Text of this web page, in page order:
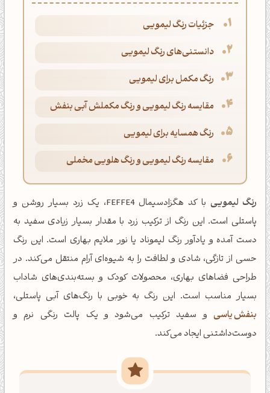
جزئیات رنگ لیمویی
دانستنی‌های رنگ لیمویی
رنگ مکمل برای لیمویی
مقایسه رنگ لیمویی و رنگ مکملش آبی بنفش
رنگ همسایه برای لیمویی
مقایسه رنگ لیمویی و رنگ هلویی مخملی
رنگ لیمویی
با کد هگزادسیمال FEFFE4، یک زرد بسیار روشن و
پاستلی است. این رنگ از ترکیب زرد با مقدار بسیار زیادی سفید به
دست آمده و یادآور رنگ لیموناد یا نور ملایم بهاری است. این رنگ
حسی از تازگی، شادی و لطافت را به شیوه‌ای آرام منتقل می‌کند. در
طراحی فضاهای بهاری، محصولات کودک و بسته‌بندی‌های شاداب
بسیار مناسب است. این رنگ به خوبی با رنگ‌های آبی پاستلی،
بنفش یاسی و سفید ترکیب می‌شود و یک پالت رنگی نرم و
دوست‌داشتنی ایجاد می‌کند.